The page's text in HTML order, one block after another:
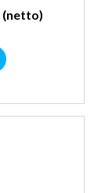
(netto)